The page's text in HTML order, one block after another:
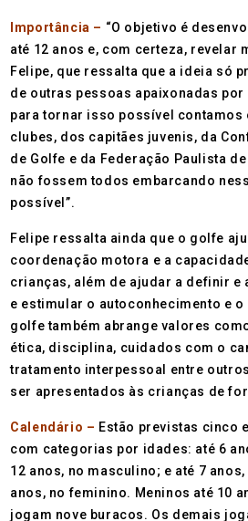
Importância – “O objetivo é
até 12 anos e, com certeza, revelar
Felipe, que ressalta que a ideia só
de outras pessoas apaixonadas
para tornar isso possível contamos
clubes, dos capitães juvenis, da
de Golfe e da Federação Paulista de
não fossem todos embarcando
possível”.
Felipe ressalta ainda que o golfe
coordenação motora e a
crianças, além de ajudar a definir e
e estimular o autoconhecimento e o
golfe também abrange valores
ética, disciplina, cuidados com o
tratamento interpessoal entre
ser apresentados às crianças de
Calendário – Estão previstas cinco
com categorias por idades: até 6
12 anos, no masculino; e até 7 anos,
anos, no feminino. Meninos até 10
jogam nove buracos. Os demais